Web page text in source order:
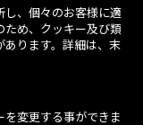
し、個々のお客様に適
ため、クッキー及び類
あります。詳細は、末
を変更する事ができま